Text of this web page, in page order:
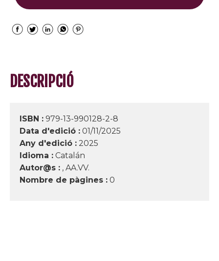
DESCRIPCIÓ
ISBN : 979-13-990128-2-8
Data d'edició : 01/11/2025
Any d'edició : 2025
Idioma : Catalán
Autor@s : , AA.VV.
Nombre de pàgines : 0